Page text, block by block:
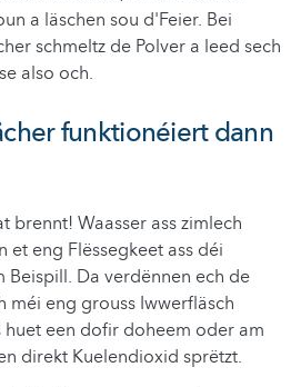
a läschen sou d'Feier. Bei
schmeltz de Polver a leed sech
also och.
funktionéiert dann
brennt! Waasser ass zimlech
et eng Flëssegkeet ass déi
Beispill. Da verdënnen ech de
méi eng grouss Iwwerfläsch
huet een dofir doheem oder am
direkt Kuelendioxid sprëtzt.